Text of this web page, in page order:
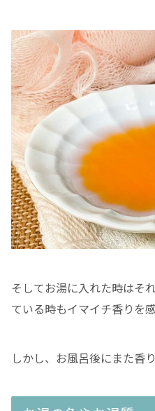
そしてお湯に入れた時はそ
ている時もイマイチ香りを
しかし、お風呂後にまた香